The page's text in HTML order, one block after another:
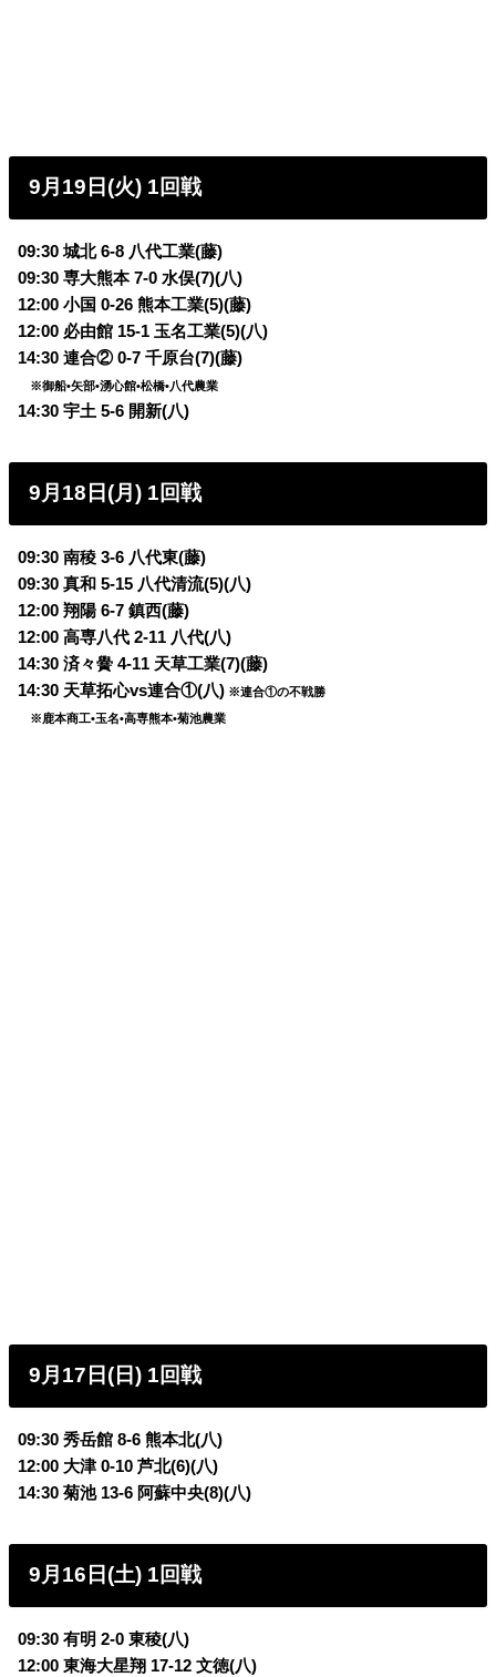
9月19日(火) 1回戦
09:30 城北 6-8 八代工業(藤)
09:30 専大熊本 7-0 水俣(7)(八)
12:00 小国 0-26 熊本工業(5)(藤)
12:00 必由館 15-1 玉名工業(5)(八)
14:30 連合② 0-7 千原台(7)(藤)
※御船•矢部•湧心館•松橋•八代農業
14:30 宇土 5-6 開新(八)
9月18日(月) 1回戦
09:30 南稜 3-6 八代東(藤)
09:30 真和 5-15 八代清流(5)(八)
12:00 翔陽 6-7 鎮西(藤)
12:00 高専八代 2-11 八代(八)
14:30 済々黌 4-11 天草工業(7)(藤)
14:30 天草拓心vs連合①(八) ※連合①の不戦勝
※鹿本商工•玉名•高専熊本•菊池農業
9月17日(日) 1回戦
09:30 秀岳館 8-6 熊本北(八)
12:00 大津 0-10 芦北(6)(八)
14:30 菊池 13-6 阿蘇中央(8)(八)
9月16日(土) 1回戦
09:30 有明 2-0 東稜(八)
12:00 東海大星翔 17-12 文徳(八)